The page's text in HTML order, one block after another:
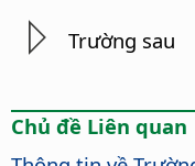
Trường sau
Chủ đề Liên quan